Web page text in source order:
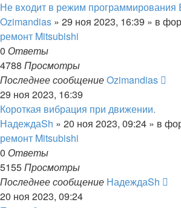
Не входит в режим программирования
Ozimandias » 29 ноя 2023, 16:39 » в
ремонт Mitsubishi
0 Ответы
4788 Просмотры
Последнее сообщениеOzimandias
29 ноя 2023, 16:39
Короткая вибрация при движении.
НадеждаSh » 20 ноя 2023, 09:24 » в
ремонт Mitsubishi
0 Ответы
5155Просмотры
Последнее сообщение НадеждаSh
20 ноя 2023, 09:24